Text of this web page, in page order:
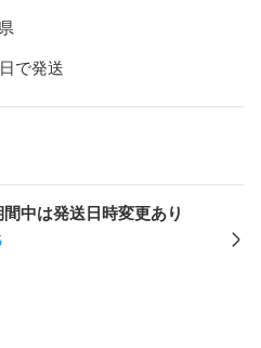
ー ナチュラル系 モデル系 ガ
俳優系 複数商品 まとめ お得
ィットネス系 ヤンキー系 おじ
ら系 ホスト系 キャバ 清楚系
。
ー様限定の以下の様なクーポ
。
で発送
中は発送日時変更あり